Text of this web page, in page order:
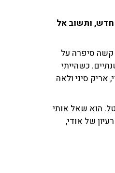
חדש, ותשוב אל
קשה סיפרה על
כשהייתי
אריק סיני ולאה
הוא שאל אותי
של אודי,